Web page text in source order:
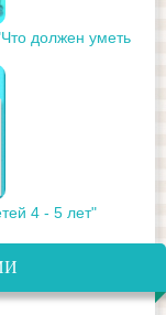
должен уметь
4 - 5 лет"